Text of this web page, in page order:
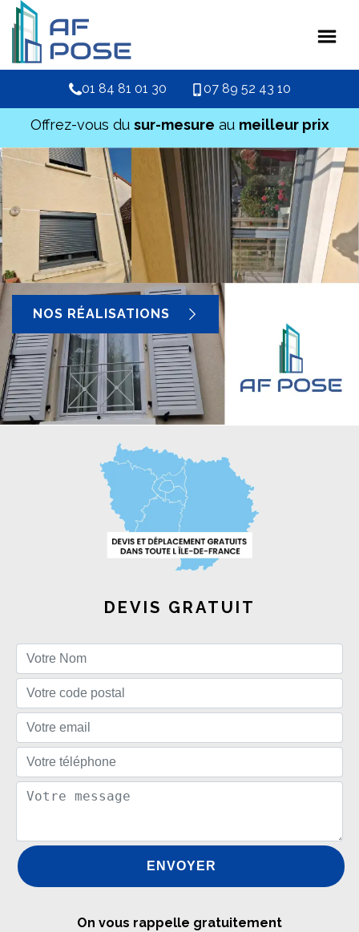
01 84 81 01 30 07 89 52 43 10
Offrez-vous du sur-mesure au meilleur prix
NOS RÉALISATIONS
DEVIS GRATUIT
On vous rappelle gratuitement